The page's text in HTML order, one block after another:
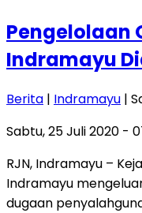
Pengelolaan
Indramayu
Berita | Indramayu |
Sabtu, 25 Juli 2020 -
RJN, Indramayu –
Indramayu
dugaan